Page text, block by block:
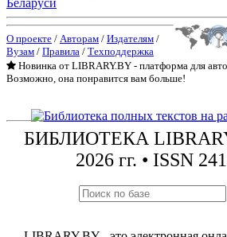
О проекте / Авторам / Издателям /
Вузам / Правила / Техподдержка
Новинка от LIBRARY.BY - платформа для
Возможно, она понравится вам больше!
БИБЛИОТЕКА
2026 гг. • ISSN